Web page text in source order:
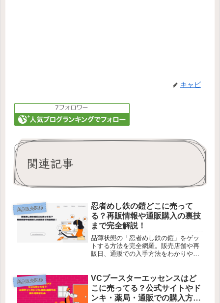
キャビ
関連記事
商品販売関係
忍者めし鉄の鎧どこに売って
る？再販情報や通販購入の裏技
まで完全解説！
品薄状態の「忍者めし鉄の鎧」をゲッ
トする方法を完全網羅。販売店舗や再
販日、通販での入手方法をわかりやす
商品販売関係
VCブースターエッセンスはど
こに売ってる？公式サイトやド
ンキ・薬局・通販での購入方法